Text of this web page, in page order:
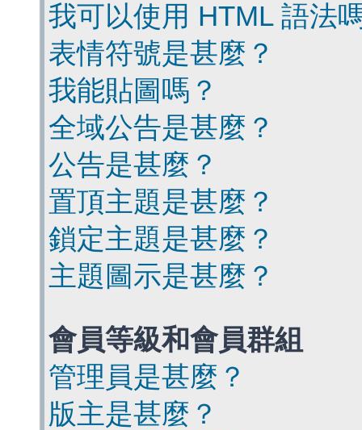
我可以使用 HTML 語法
表情符號是甚麼？
我能貼圖嗎？
全域公告是甚麼？
公告是甚麼？
置頂主題是甚麼？
鎖定主題是甚麼？
主題圖示是甚麼？
會員等級和會員群組
管理員是甚麼？
版主是甚麼？